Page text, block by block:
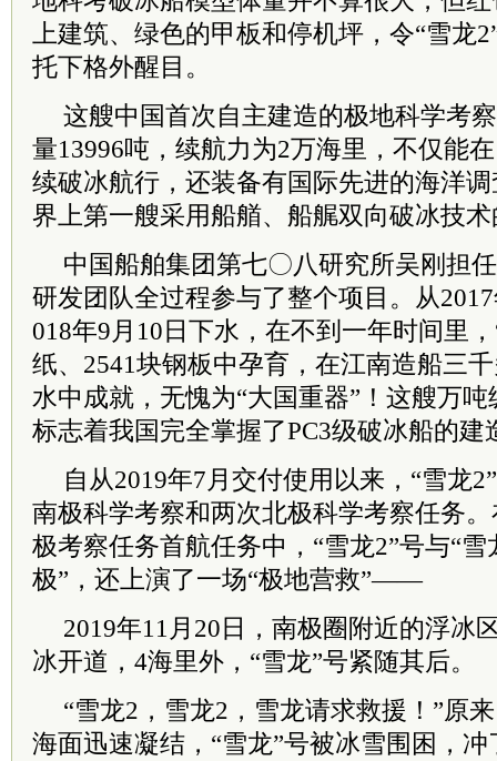
上建筑、绿色的甲板和停机坪，令“雪龙
托下格外醒目。
这艘中国首次自主建造的极地科学考
量13996吨，续航力为2万海里，不仅能
续破冰航行，还装备有国际先进的海洋
界上第一艘采用船艏、船艉双向破冰技
中国船舶集团第七〇八研究所吴刚担
研发团队全过程参与了整个项目。从
018年9月10日下水，在不到一年时间里
纸、2541块钢板中孕育，在江南造船三
水中成就，无愧为“大国重器”！这艘万
标志着我国完全掌握了PC3级破冰船的建
自从2019年7月交付使用以来，“雪龙
南极科学考察和两次北极科学考察任务
极考察任务首航任务中，“雪龙2”号与“雪
极”，还上演了一场“极地营救”——
2019年11月20日，南极圈附近的浮冰
冰开道，4海里外，“雪龙”号紧随其后。
“雪龙2，雪龙2，雪龙请求救援！”原
海面迅速凝结，“雪龙”号被冰雪围困，